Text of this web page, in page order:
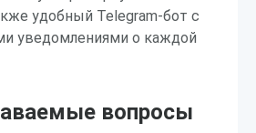
удобный Telegram-бот с
уведомлениями о каждой
вопросы